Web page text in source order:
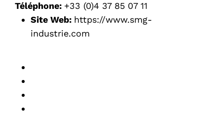
Téléphone: +33 (0)4 37 85 07 11
Site Web: https://www.smg-
industrie.com